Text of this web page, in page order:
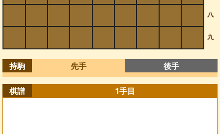
持駒 先手 後手
棋譜 1手目